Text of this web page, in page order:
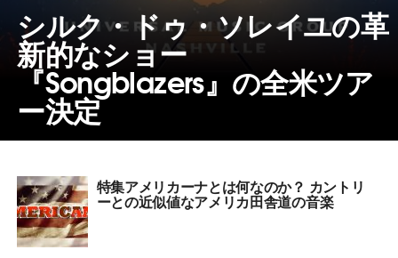
シルク・ドゥ・ソレイユの革
新的なショー
『Songblazers』の全米ツア
ー決定
特集アメリカーナとは何なのか？ カントリ
ーとの近似値なアメリカ田舎道の音楽